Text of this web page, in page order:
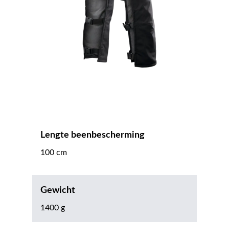
Lengte beenbescherming
100 cm
Gewicht
1400 g